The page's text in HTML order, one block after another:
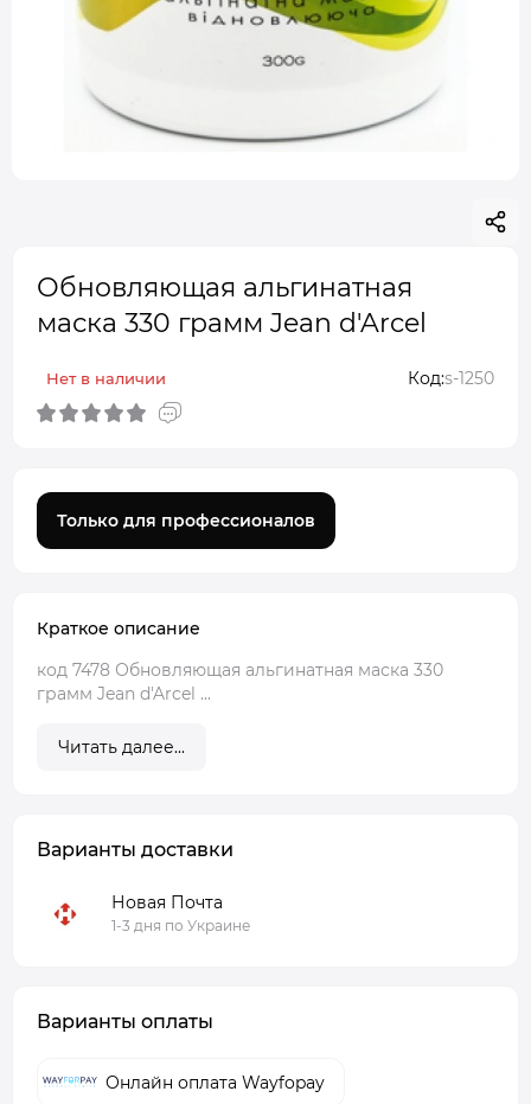
Обновляющая альгинатная
маска 330 грамм Jean d'Arcel
Нет в наличии Код:s-1250
Только для профессионалов
Краткое описание
код 7478 Обновляющая альгинатная маска 330
грамм Jean d'Arcel ...
Читать далее...
Варианты доставки
Новая Почта
1-3 дня по Украине
Варианты оплаты
Онлайн оплата Wayfopay